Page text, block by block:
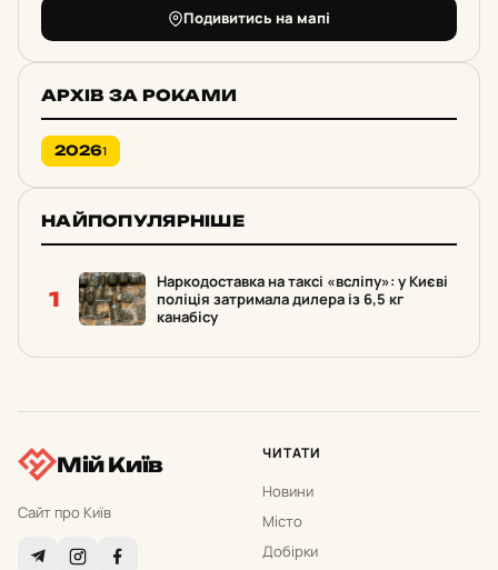
Подивитись на мапі
АРХІВ ЗА РОКАМИ
20261
НАЙПОПУЛЯРНІШЕ
1
Наркодоставка на таксі «всліпу»: у Києві
поліція затримала дилера із 6,5 кг
канабісу
Мій Київ
Сайт про Київ
ЧИТАТИ
Новини
Місто
Добірки